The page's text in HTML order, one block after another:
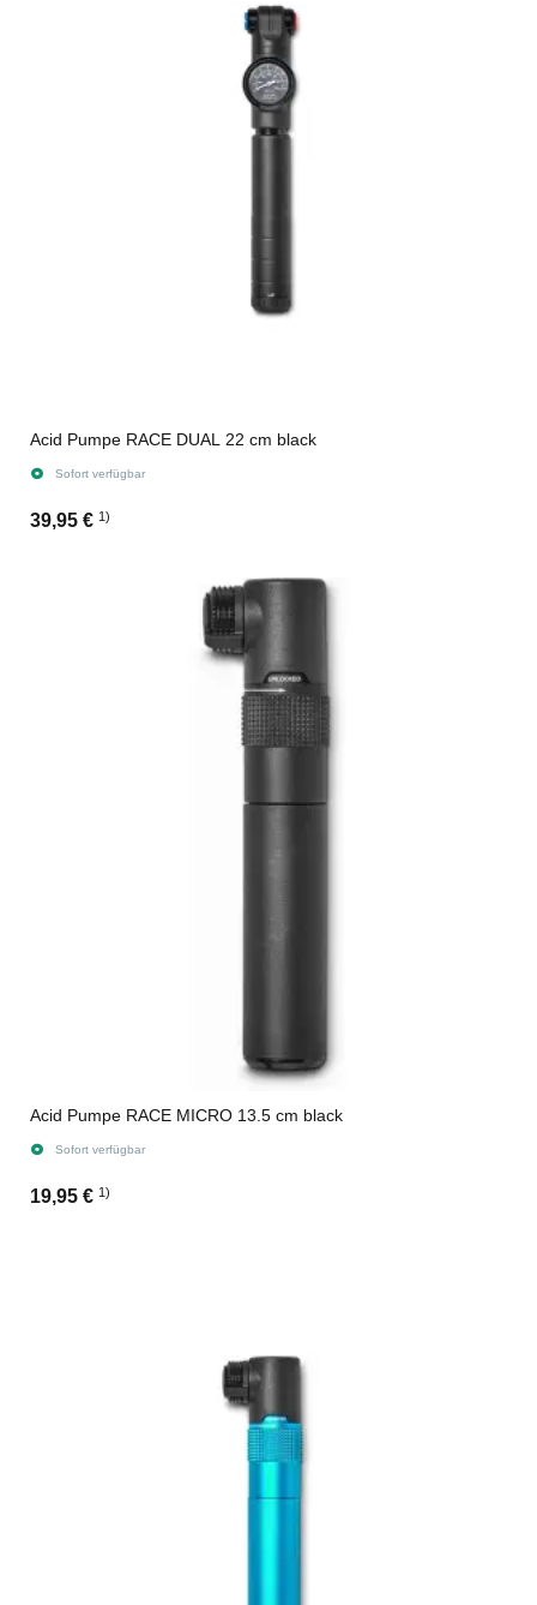
Acid Pumpe RACE DUAL 22 cm black
Sofort verfügbar
39,95 € 1)
Acid Pumpe RACE MICRO 13.5 cm black
Sofort verfügbar
19,95 € 1)